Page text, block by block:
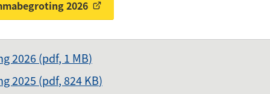
2026
2026(pdf, 1 MB)
2025 (pdf, 824 KB)